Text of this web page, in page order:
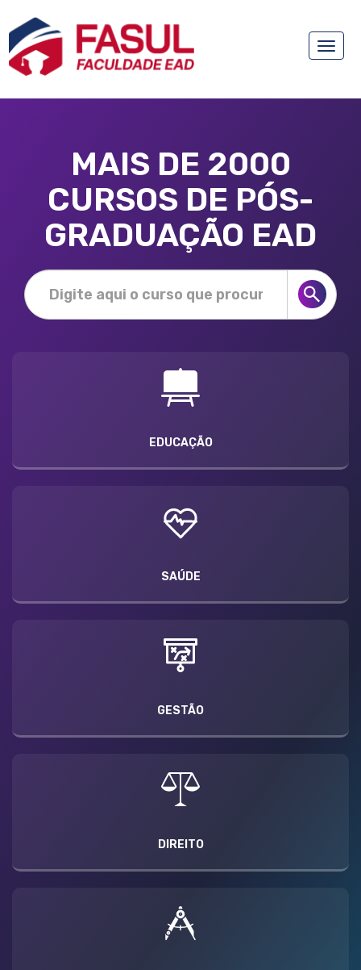
Toggle
MAIS DE 2000
CURSOS DE PÓS-
GRADUAÇÃO EAD
EDUCAÇÃO
SAÚDE
GESTÃO
DIREITO